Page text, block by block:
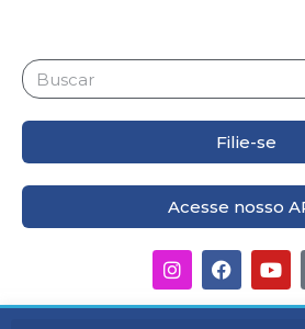
Filie-se
Acesse nosso